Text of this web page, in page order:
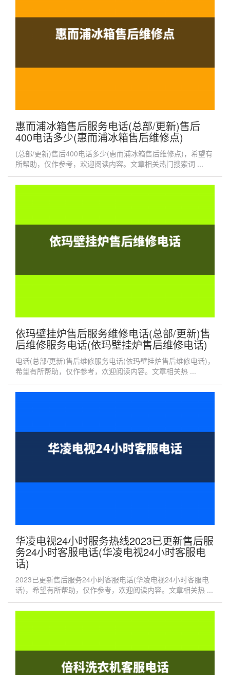
惠而浦冰箱售后服务电话(总部/更新)售后
400电话多少(惠而浦冰箱售后维修点)
(总部/更新)售后400电话多少(惠而浦冰箱售后维修点)，希望有
所帮助，仅作参考，欢迎阅读内容。文章相关热门搜索词 ...
依玛壁挂炉售后服务维修电话(总部/更新)售
后维修服务电话(依玛壁挂炉售后维修电话)
电话(总部/更新)售后维修服务电话(依玛壁挂炉售后维修电话)，
希望有所帮助，仅作参考，欢迎阅读内容。文章相关热 ...
华凌电视24小时服务热线2023已更新售后服
务24小时客服电话(华凌电视24小时客服电
话)
2023已更新售后服务24小时客服电话(华凌电视24小时客服电
话)，希望有所帮助，仅作参考，欢迎阅读内容。文章相关热 ...